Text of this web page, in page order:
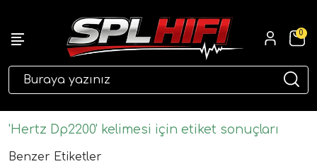
0
'Hertz Dp2200' kelimesi için etiket sonuçları
Benzer Etiketler